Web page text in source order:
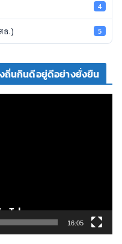
4
ธ.) 5
ถิ่นกินดีอยู่ดีอย่างยั่งยืน
16:05